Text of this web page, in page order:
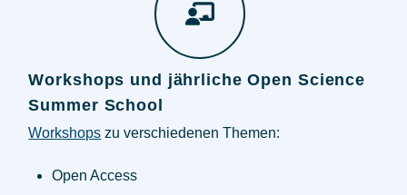
Workshops und jährliche Open Science
Summer School
Workshops zu verschiedenen Themen:
Open Access